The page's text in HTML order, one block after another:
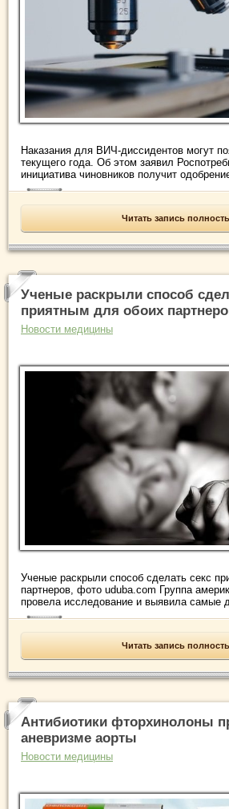
Наказания для ВИЧ-диссидентов могут
текущего года. Об этом заявил
инициатива чиновников получит
Читать запись
Ученые раскрыли способ
приятным для обоих
Новости медицины
Ученые раскрыли способ сделать секс
партнеров, фото uduba.com Группа
провела исследование и выявила самые
Читать запись
Антибиотики фторхинолоны
аневризме аорты
Новости медицины